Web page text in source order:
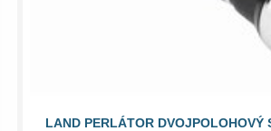
LAND PERLÁTOR DVOJPOLOHOVÝ